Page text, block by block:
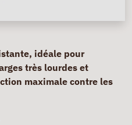
idéale pour
très lourdes et
maximale contre les